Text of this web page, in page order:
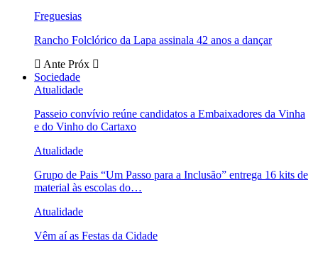
Freguesias
Rancho Folclórico da Lapa assinala 42 anos a dançar
Ante Próx
Sociedade
Atualidade
Passeio convívio reúne candidatos a Embaixadores da Vinha
e do Vinho do Cartaxo
Atualidade
Grupo de Pais “Um Passo para a Inclusão” entrega 16 kits de
material às escolas do…
Atualidade
Vêm aí as Festas da Cidade